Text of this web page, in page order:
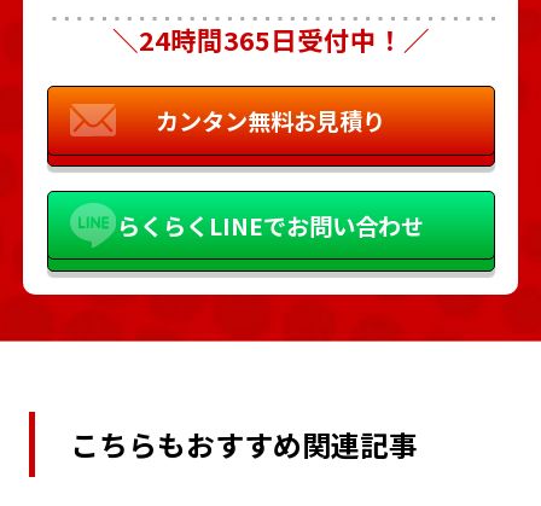
＼24時間365日受付中！／
カンタン無料お見積り
らくらくLINEでお問い合わせ
こちらもおすすめ関連記事